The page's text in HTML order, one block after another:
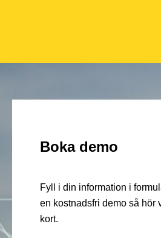
Boka demo
Fyll i din information i
en kostnadsfri demo så hör
kort.